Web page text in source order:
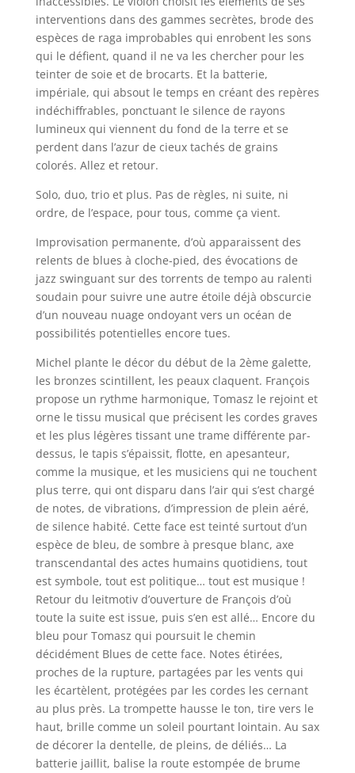
interventions dans des gammes secrètes, brode des
espèces de raga improbables qui enrobent les sons
qui le défient, quand il ne va les chercher pour les
teinter de soie et de brocarts. Et la batterie,
impériale, qui absout le temps en créant des repères
indéchiffrables, ponctuant le silence de rayons
lumineux qui viennent du fond de la terre et se
perdent dans l’azur de cieux tachés de grains
colorés. Allez et retour.
Solo, duo, trio et plus. Pas de règles, ni suite, ni
ordre, de l’espace, pour tous, comme ça vient.
Improvisation permanente, d’où apparaissent des
relents de blues à cloche-pied, des évocations de
jazz swinguant sur des torrents de tempo au ralenti
soudain pour suivre une autre étoile déjà obscurcie
d’un nouveau nuage ondoyant vers un océan de
possibilités potentielles encore tues.
Michel plante le décor du début de la 2ème galette,
les bronzes scintillent, les peaux claquent. François
propose un rythme harmonique, Tomasz le rejoint et
orne le tissu musical que précisent les cordes graves
et les plus légères tissant une trame différente par-
dessus, le tapis s’épaissit, flotte, en apesanteur,
comme la musique, et les musiciens qui ne touchent
plus terre, qui ont disparu dans l’air qui s’est chargé
de notes, de vibrations, d’impression de plein aéré,
de silence habité. Cette face est teinté surtout d’un
espèce de bleu, de sombre à presque blanc, axe
transcendantal des actes humains quotidiens, tout
est symbole, tout est politique… tout est musique !
Retour du leitmotiv d’ouverture de François d’où
toute la suite est issue, puis s’en est allé… Encore du
bleu pour Tomasz qui poursuit le chemin
décidément Blues de cette face. Notes étirées,
proches de la rupture, partagées par les vents qui
les écartèlent, protégées par les cordes les cernant
au plus près. La trompette hausse le ton, tire vers le
haut, brille comme un soleil pourtant lointain. Au sax
de décorer la dentelle, de pleins, de déliés… La
batterie jaillit, balise la route estompée de brume